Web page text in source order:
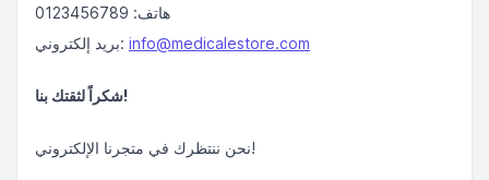
هاتف: 0123456789
بريد إلكتروني: info@medicalestore.com
شكراً لثقتك بنا!
نحن ننتظرك في متجرنا الإلكتروني!